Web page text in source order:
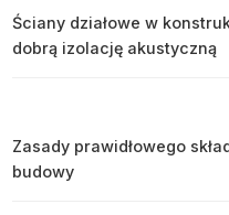
Ściany działowe w
dobrą izolację akustyczną
Zasady prawidłowego
budowy